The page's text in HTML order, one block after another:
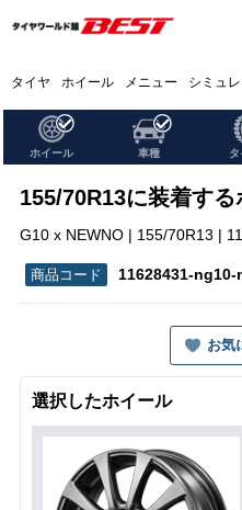
タイヤ ホイール メニュー シミュ
ホイール 車種
155/70R13に装着す
G10 x NEWNO | 155/70R13 |
11628431-ng10-
お気
選択したホイール